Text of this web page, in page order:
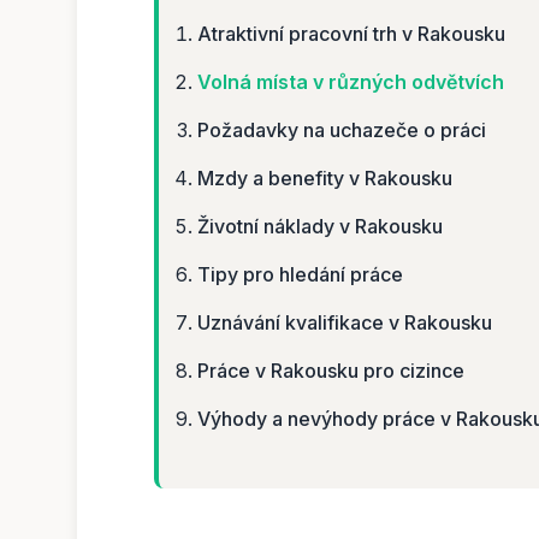
Atraktivní pracovní trh v Rakousku
Volná místa v různých odvětvích
Požadavky na uchazeče o práci
Mzdy a benefity v Rakousku
Životní náklady v Rakousku
Tipy pro hledání práce
Uznávání kvalifikace v Rakousku
Práce v Rakousku pro cizince
Výhody a nevýhody práce v